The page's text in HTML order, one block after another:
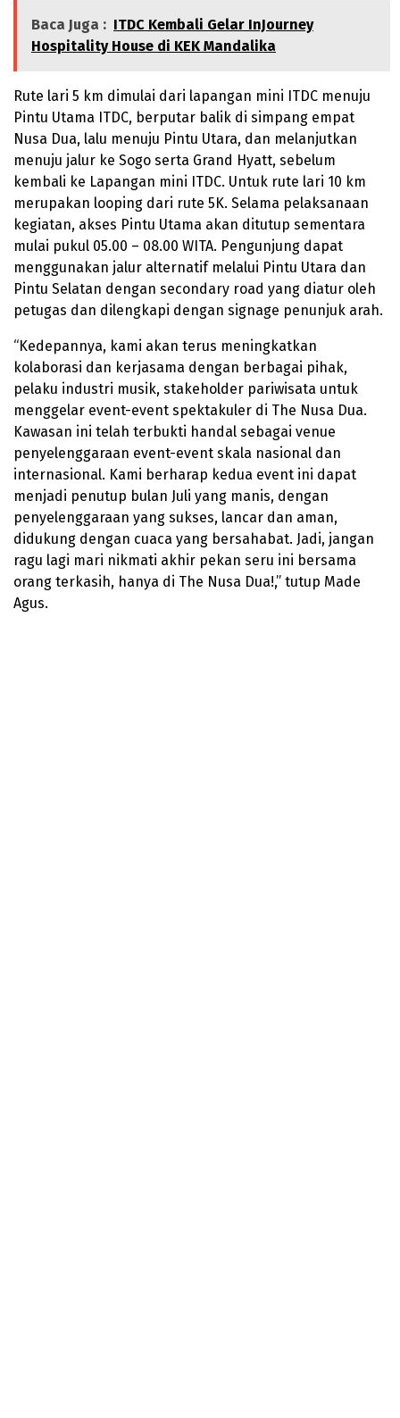
Baca Juga : ITDC Kembali Gelar InJourney
Hospitality House di KEK Mandalika
Rute lari 5 km dimulai dari lapangan mini ITDC menuju
Pintu Utama ITDC, berputar balik di simpang empat
Nusa Dua, lalu menuju Pintu Utara, dan melanjutkan
menuju jalur ke Sogo serta Grand Hyatt, sebelum
kembali ke Lapangan mini ITDC. Untuk rute lari 10 km
merupakan looping dari rute 5K. Selama pelaksanaan
kegiatan, akses Pintu Utama akan ditutup sementara
mulai pukul 05.00 – 08.00 WITA. Pengunjung dapat
menggunakan jalur alternatif melalui Pintu Utara dan
Pintu Selatan dengan secondary road yang diatur oleh
petugas dan dilengkapi dengan signage penunjuk arah.
“Kedepannya, kami akan terus meningkatkan
kolaborasi dan kerjasama dengan berbagai pihak,
pelaku industri musik, stakeholder pariwisata untuk
menggelar event-event spektakuler di The Nusa Dua.
Kawasan ini telah terbukti handal sebagai venue
penyelenggaraan event-event skala nasional dan
internasional. Kami berharap kedua event ini dapat
menjadi penutup bulan Juli yang manis, dengan
penyelenggaraan yang sukses, lancar dan aman,
didukung dengan cuaca yang bersahabat. Jadi, jangan
ragu lagi mari nikmati akhir pekan seru ini bersama
orang terkasih, hanya di The Nusa Dua!,” tutup Made
Agus.